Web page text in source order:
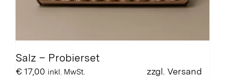
Salz – Probierset
€ 17,00 inkl. MwSt. zzgl. Versand